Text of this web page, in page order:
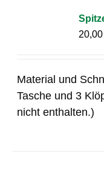
Material und
Tasche und 3
nicht enthalten.)